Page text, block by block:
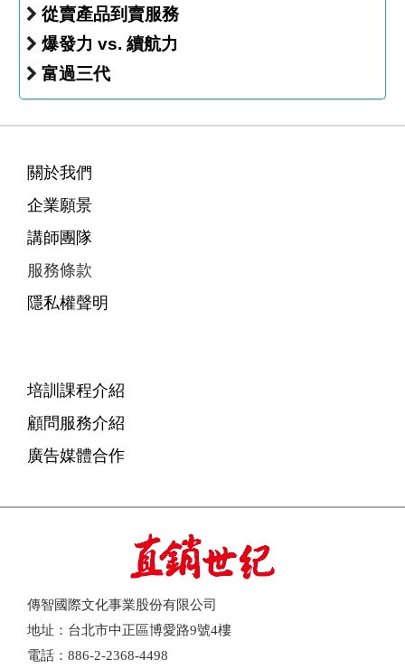
從賣產品到賣服務
爆發力 vs. 續航力
富過三代
關於我們
企業願景
講師團隊
服務條款
隱私權聲明
培訓課程介紹
顧問服務介紹
廣告媒體合作
傳智國際文化事業股份有限公司
地址：台北市中正區博愛路9號4樓
電話：886-2-2368-4498